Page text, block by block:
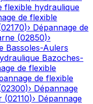
flexible hydraulique
de flexible
02170)› Dépannage de
(02850)›
Bassoles-Aulers
Bazoches-
de flexible
de flexible
02300)› Dépannage
(02110)› Dépannage